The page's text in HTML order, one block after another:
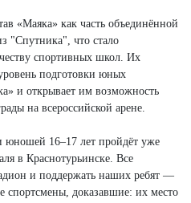
«Маяка» как часть объединённой
"Спутника", что стало
спортивных школ. Их
подготовки юных
и открывает им возможность
на всероссийской арене.
юношей 16–17 лет пройдёт уже
в Краснотурьинске. Все
и поддержать наших ребят —
спортсмены, доказавшие: их место